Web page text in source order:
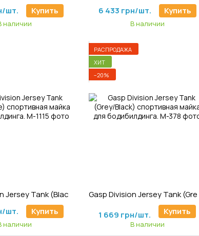
шт.
Купить
наличии
6 433 грн/шт.
Купить
В наличии
шт.
Купить
наличии
РАСПРОДАЖА
ХИТ
−20%
1 669 грн/шт. Купить
В наличии